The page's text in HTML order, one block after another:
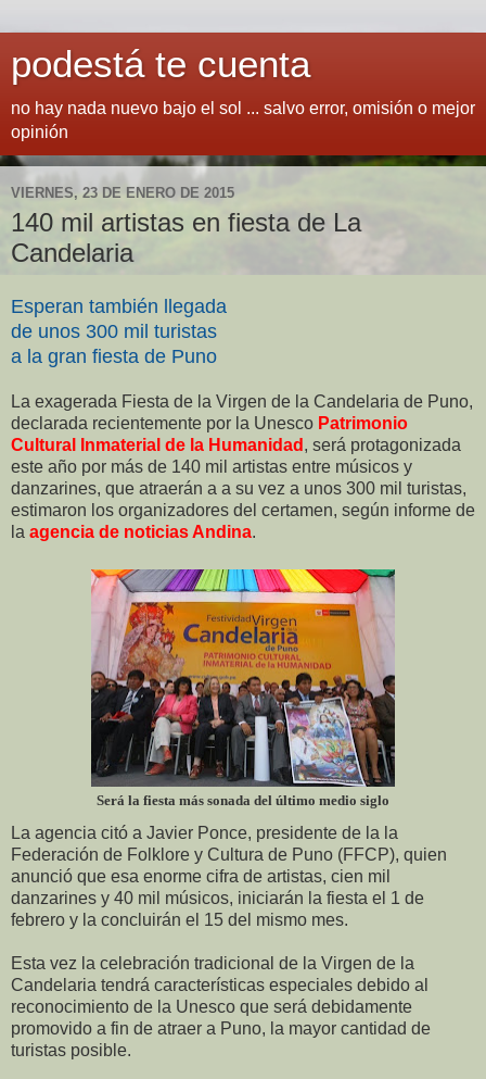
podestá te cuenta
no hay nada nuevo bajo el sol ... salvo error, omisión o mejor
opinión
VIERNES, 23 DE ENERO DE 2015
140 mil artistas en fiesta de La
Candelaria
Esperan también llegada
de unos 300 mil turistas
a la gran fiesta de Puno
La exagerada Fiesta de la Virgen de la Candelaria de Puno,
declarada recientemente por la Unesco Patrimonio
Cultural Inmaterial de la Humanidad , será protagonizada
este año por más de 140 mil artistas entre músicos y
danzarines, que atraerán a a su vez a unos 300 mil turistas,
estimaron los organizadores del certamen, según informe de
la agencia de noticias Andina.
Será la fiesta más sonada del último medio siglo
La agencia citó a Javier Ponce, presidente de la la
Federación de Folklore y Cultura de Puno (FFCP), quien
anunció que esa enorme cifra de artistas, cien mil
danzarines y 40 mil músicos, iniciarán la fiesta el 1 de
febrero y la concluirán el 15 del mismo mes.
Esta vez la celebración tradicional de la Virgen de la
Candelaria tendrá características especiales debido al
reconocimiento de la Unesco que será debidamente
promovido a fin de atraer a Puno, la mayor cantidad de
turistas posible.